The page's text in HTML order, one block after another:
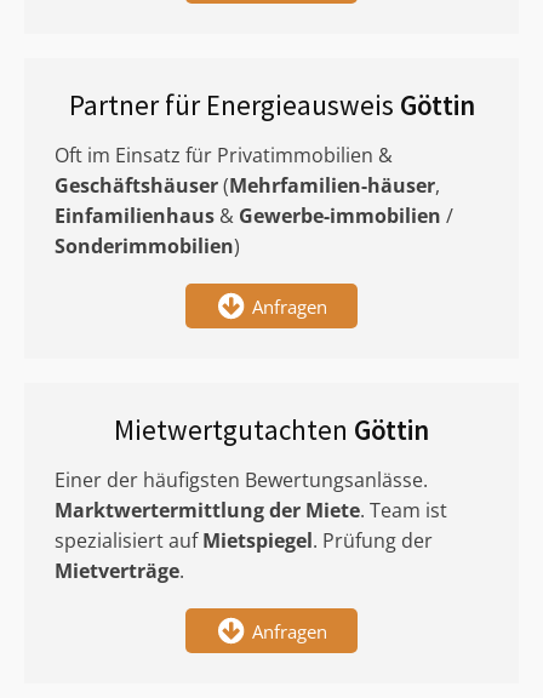
Partner für Energieausweis Göttin
Oft im Einsatz für Privatimmobilien &
Geschäftshäuser(Mehrfamilien-häuser,
Einfamilienhaus & Gewerbe-immobilien /
Sonderimmobilien)
Anfragen
Mietwertgutachten Göttin
Einer der häufigsten Bewertungsanlässe.
Marktwertermittlungder Miete. Team ist
spezialisiert aufMietspiegel. Prüfung der
Mietverträge.
Anfragen